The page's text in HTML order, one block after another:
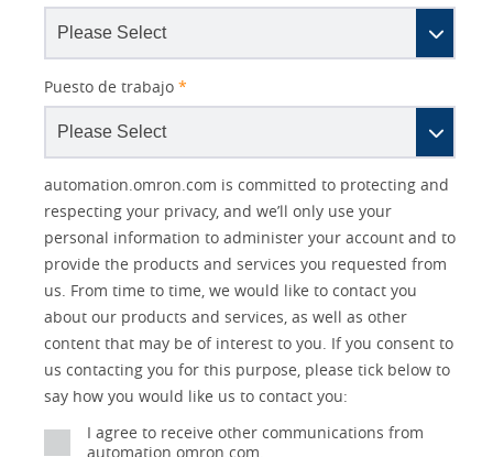
Puesto de trabajo *
Other
Source
Lead
Detail
Status
Opt-in
Marketing
No
Yes
I
an
Your
Product Family
Interest
Automation
Systems
Identification
and Vision
Drives
Solutions Interest
IO Link
Panel Building
Quality Control
Safety Solutions
Technical Support
automation.omron.com is committed to protecting and
respecting your privacy, and we’ll only use your
personal information to administer your account and to
provide the products and services you requested from
us. From time to time, we would like to contact you
about our products and services, as well as other
content that may be of interest to you. If you consent to
us contacting you for this purpose, please tick below to
say how you would like us to contact you:
I agree to receive other communications from
automation.omron.com.